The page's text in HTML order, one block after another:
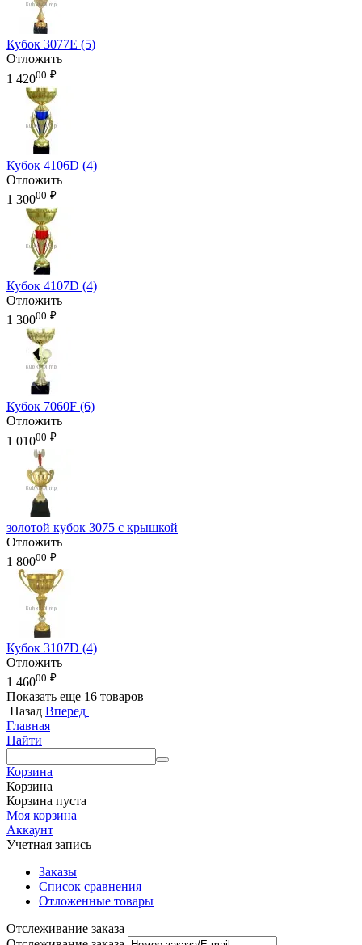
Кубок 3077E (5)
Отложить
1 42000 ₽
Кубок 4106D (4)
Отложить
1 30000 ₽
Кубок 4107D (4)
Отложить
1 30000 ₽
Кубок 7060F (6)
Отложить
1 01000 ₽
золотой кубок 3075 с крышкой
Отложить
1 80000 ₽
Кубок 3107D (4)
Отложить
1 46000 ₽
Показать еще 16 товаров
Назад Вперед
Главная
Найти
Корзина
Корзина
Корзина пуста
Моя корзина
Аккаунт
Учетная запись
Заказы
Список сравнения
Отложенные товары
Отслеживание заказа